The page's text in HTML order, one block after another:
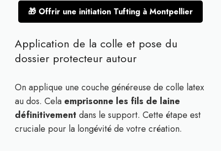
🎁 Offrir une initiation Tufting à Montpellier
Application de la colle et pose du
dossier protecteur autour
On applique une couche généreuse de colle latex
au dos. Cela emprisonne les fils de laine
définitivement dans le support. Cette étape est
cruciale pour la longévité de votre création.